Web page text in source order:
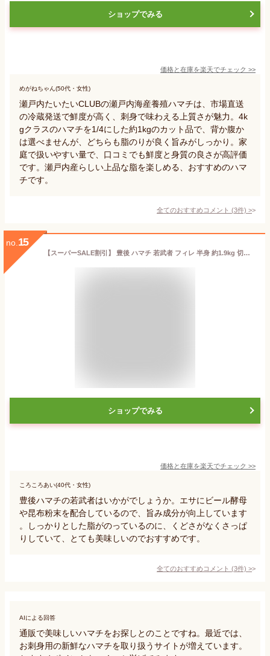
ショップでみる
価格と在庫を楽天でチェック >>
めがねちゃん(50代・女性)
瀬戸内たいたいCLUBの瀬戸内海産養殖ハマチは、市場直送
の冷蔵発送で鮮度が高く、刺身で味わえる上質さが魅力。4k
gクラスのハマチを1/4にした約1kgのカット品で、背か腹か
は選べませんが、どちらも脂のりが良く旨みがしっかり。家
庭で扱いやすい量で、口コミでも鮮度と身質の良さが高評価
です。瀬戸内産らしい上品な脂を楽しめる、おすすめのハマ
チです。
全てのおすすめコメント (3件) >
no. 15
【スーパーSALE割引】 豊後 ハマチ 若武者 フィレ 半身 約1.9kg 切り分け済 真空パック （カマ付半身フィレx1 半割頭x1 アラ） 大分県産 ぶり 鰤 ブリ 養殖 冷蔵 刺身 ブリ大根 煮物 焼き魚 カマ焼き お造り ぶりしゃぶ 海鮮丼 鍋 海の幸
ショップでみる
価格と在庫を楽天でチェック >>
ころころあい(40代・女性)
豊後ハマチの若武者はいかがでしょうか。エサにビール酵母
や昆布粉末を配合しているので、旨み成分が向上しています
。しっかりとした脂がのっているのに、くどさがなくさっぱ
りしていて、とても美味しいのでおすすめです。
全てのおすすめコメント (3件) >
AIによる回答
通販で美味しいハマチをお探しとのことですね。最近では、
お刺身用の新鮮なハマチを取り扱うサイトが増えています。